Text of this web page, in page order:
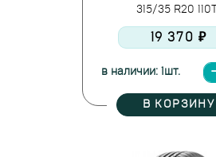
315/35 R20 110T
19 370 ₽
в наличии: 1шт.
В КОРЗИНУ